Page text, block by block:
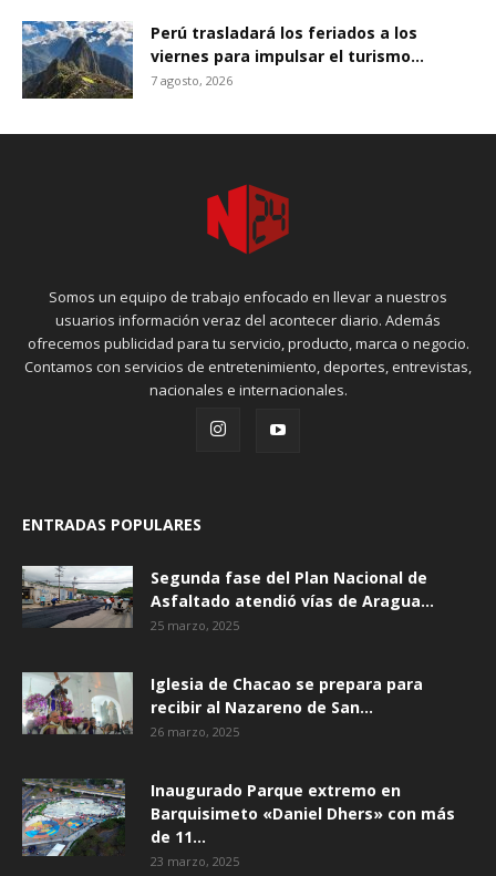
Perú trasladará los feriados a los
viernes para impulsar el turismo...
7 agosto, 2026
Somos un equipo de trabajo enfocado en llevar a nuestros
usuarios información veraz del acontecer diario. Además
ofrecemos publicidad para tu servicio, producto, marca o negocio.
Contamos con servicios de entretenimiento, deportes, entrevistas,
nacionales e internacionales.
ENTRADAS POPULARES
Segunda fase del Plan Nacional de
Asfaltado atendió vías de Aragua...
25 marzo, 2025
Iglesia de Chacao se prepara para
recibir al Nazareno de San...
26 marzo, 2025
Inaugurado Parque extremo en
Barquisimeto «Daniel Dhers» con más
de 11...
23 marzo, 2025